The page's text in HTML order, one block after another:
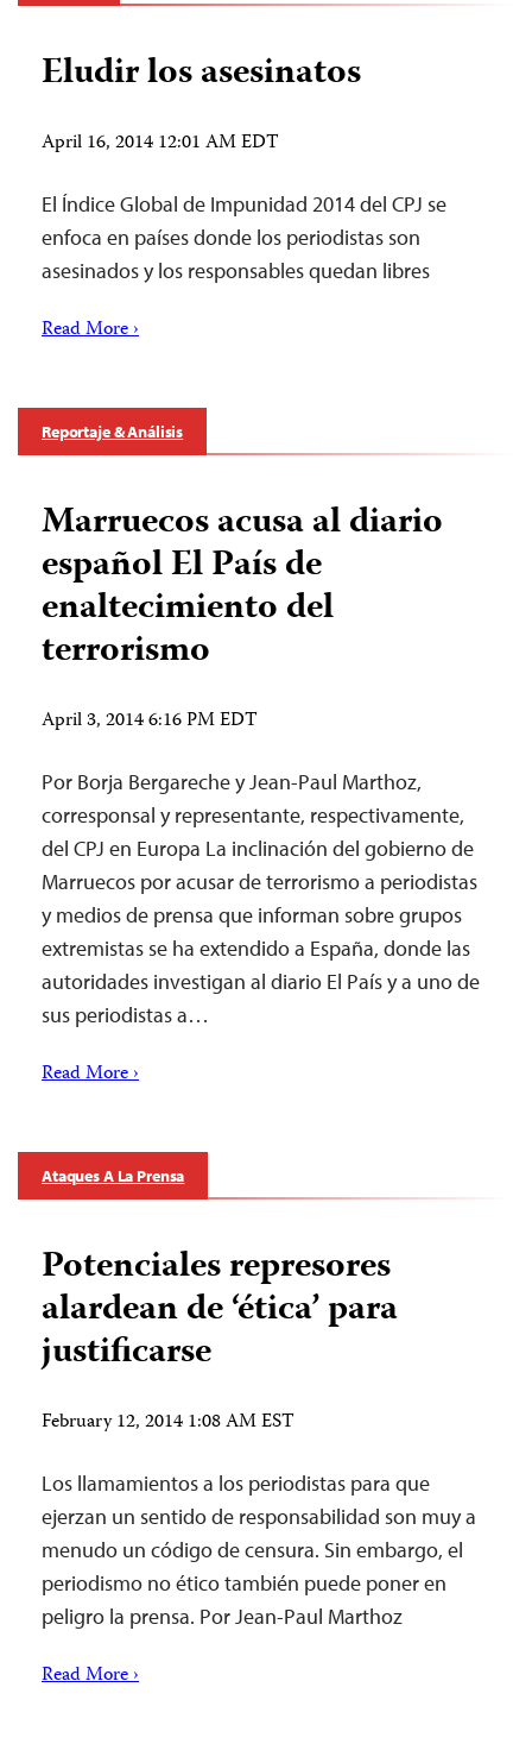
Eludir los asesinatos
April 16, 2014 12:01 AM EDT
El Índice Global de Impunidad 2014 del CPJ se
enfoca en países donde los periodistas son
asesinados y los responsables quedan libres
Read More ›
Reportaje & Análisis
Marruecos acusa al diario
español El País de
enaltecimiento del
terrorismo
April 3, 2014 6:16 PM EDT
Por Borja Bergareche y Jean-Paul Marthoz,
corresponsal y representante, respectivamente,
del CPJ en Europa La inclinación del gobierno de
Marruecos por acusar de terrorismo a periodistas
y medios de prensa que informan sobre grupos
extremistas se ha extendido a España, donde las
autoridades investigan al diario El País y a uno de
sus periodistas a…
Read More ›
Ataques A La Prensa
Potenciales represores
alardean de ‘ética’ para
justificarse
February 12, 2014 1:08 AM EST
Los llamamientos a los periodistas para que
ejerzan un sentido de responsabilidad son muy a
menudo un código de censura. Sin embargo, el
periodismo no ético también puede poner en
peligro la prensa. Por Jean-Paul Marthoz
Read More ›